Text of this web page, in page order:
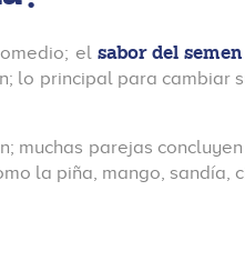
el sabor del semen
principal para cambiar
parejas
la piña, mango, sandía,